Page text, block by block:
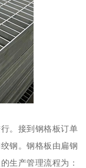
。接到钢格板订单
钢。钢格板由扁钢
生产管理流程为：